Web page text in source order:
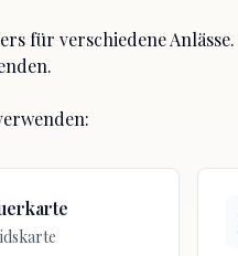
für verschiedene Anlässe